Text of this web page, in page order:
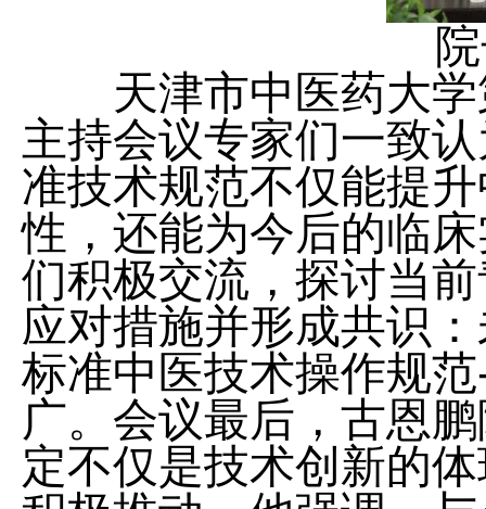
院
天津市中医药大学
主持会议专家们一致
准技术规范不仅能提
性，还能为今后的临
们积极交流，探讨当
应对措施并形成共识
标准中医技术操作规
广。会议最后，古恩
定不仅是技术创新的